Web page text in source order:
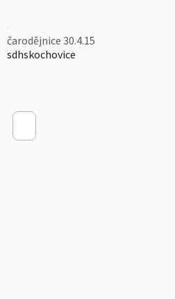
čarodějnice 30.4.15
sdhskochovice